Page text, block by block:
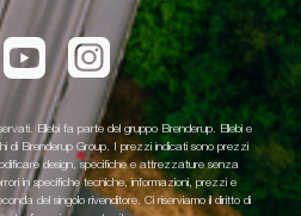
Ellebi fa parte del gruppo Brenderup. Ellebi e
di Brenderup Group. I prezzi indicati sono prezzi
design, specifiche e attrezzature senza
in specifiche tecniche, informazioni, prezzi e
del singolo rivenditore. Ci riserviamo il diritto di